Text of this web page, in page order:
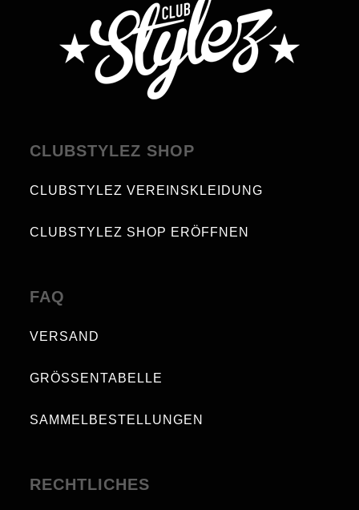
CLUBSTYLEZ SHOP
CLUBSTYLEZ VEREINSKLEIDUNG
CLUBSTYLEZ SHOP ERÖFFNEN
FAQ
VERSAND
GRÖSSENTABELLE
SAMMELBESTELLUNGEN
RECHTLICHES